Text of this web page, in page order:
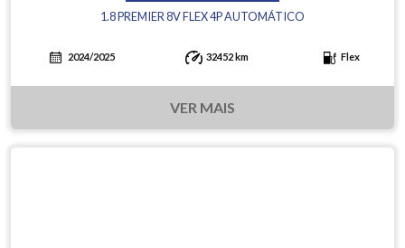
1.8 PREMIER 8V FLEX 4P AUTOMÁTICO
2024/2025 32452 km Flex
VER MAIS